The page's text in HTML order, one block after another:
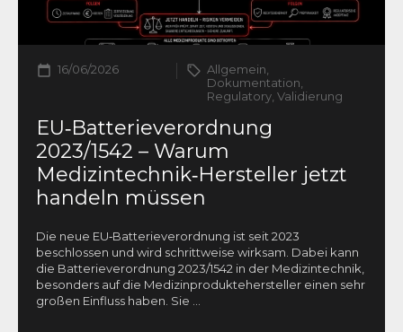
16/06/2026
Allgemein,
Dokumentation,
Regulatory, Validierung
EU‑Batterieverordnung
2023/1542 – Warum
Medizintechnik‑Hersteller jetzt
handeln müssen
Die neue EU‑Batterieverordnung ist seit 2023
beschlossen und wird schrittweise wirksam. Dabei kann
die Batterieverordnung 2023/1542 in der Medizintechnik,
besonders auf die Medizinproduktehersteller einen sehr
großen Einfluss haben. Sie